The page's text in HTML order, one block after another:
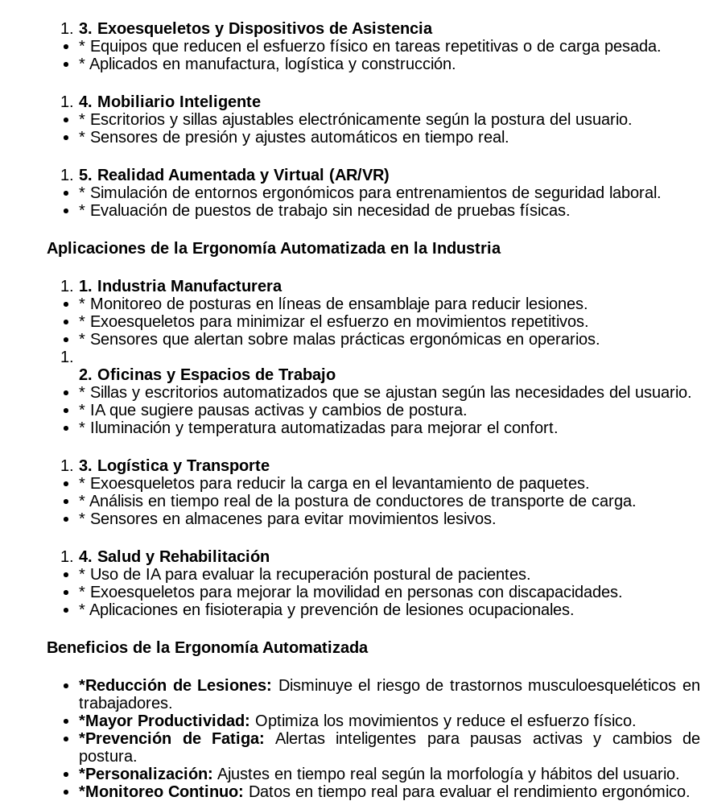
3. Exoesqueletos y Dispositivos de Asistencia
* Equipos que reducen el esfuerzo físico en tareas repetitivas o de carga pesada.
* Aplicados en manufactura, logística y construcción.
4. Mobiliario Inteligente
* Escritorios y sillas ajustables electrónicamente según la postura del usuario.
* Sensores de presión y ajustes automáticos en tiempo real.
5. Realidad Aumentada y Virtual (AR/VR)
* Simulación de entornos ergonómicos para entrenamientos de seguridad laboral.
* Evaluación de puestos de trabajo sin necesidad de pruebas físicas.
Aplicaciones de la Ergonomía Automatizada en la Industria
1. Industria Manufacturera
* Monitoreo de posturas en líneas de ensamblaje para reducir lesiones.
* Exoesqueletos para minimizar el esfuerzo en movimientos repetitivos.
* Sensores que alertan sobre malas prácticas ergonómicas en operarios.
2. Oficinas y Espacios de Trabajo
* Sillas y escritorios automatizados que se ajustan según las necesidades del usuario.
* IA que sugiere pausas activas y cambios de postura.
* Iluminación y temperatura automatizadas para mejorar el confort.
3. Logística y Transporte
* Exoesqueletos para reducir la carga en el levantamiento de paquetes.
* Análisis en tiempo real de la postura de conductores de transporte de carga.
* Sensores en almacenes para evitar movimientos lesivos.
4. Salud y Rehabilitación
* Uso de IA para evaluar la recuperación postural de pacientes.
* Exoesqueletos para mejorar la movilidad en personas con discapacidades.
* Aplicaciones en fisioterapia y prevención de lesiones ocupacionales.
Beneficios de la Ergonomía Automatizada
*Reducción de Lesiones: Disminuye el riesgo de trastornos musculoesqueléticos en
trabajadores.
*Mayor Productividad: Optimiza los movimientos y reduce el esfuerzo físico.
*Prevención de Fatiga: Alertas inteligentes para pausas activas y cambios de
postura.
*Personalización: Ajustes en tiempo real según la morfología y hábitos del usuario.
*Monitoreo Continuo: Datos en tiempo real para evaluar el rendimiento ergonómico.